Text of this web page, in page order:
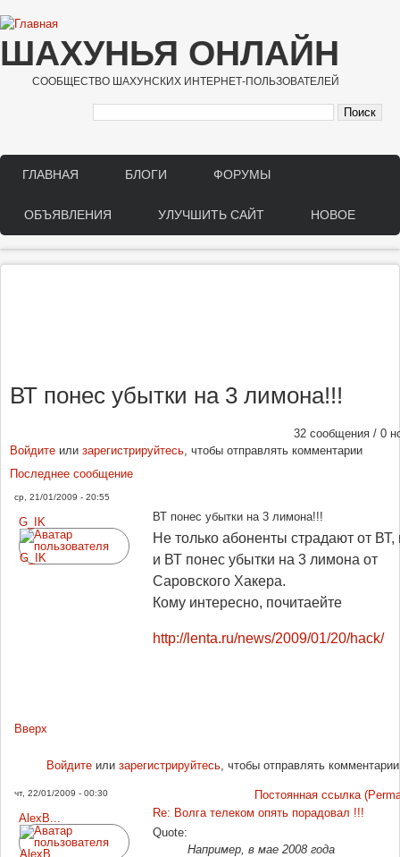
Перейти к основному содержанию
ШАХУНЬЯ ОНЛАЙН
СООБЩЕСТВО ШАХУНСКИХ ИНТЕРНЕТ-ПОЛЬЗОВАТЕЛЕЙ
Main menu
ГЛАВНАЯ БЛОГИ ФОРУМЫ
ОБЪЯВЛЕНИЯ УЛУЧШИТЬ САЙТ НОВОЕ
ВТ понес убытки на 3 лимона!!!
32 сообщения / 0
Войдите или зарегистрируйтесь, чтобы отправлять комментарии
Последнее сообщение
ср, 21/01/2009 - 20:55
G_IK ВТ понес убытки на 3 лимона!!!
Не только абоненты страдают от ВТ,
и ВТ понес убытки на 3 лимона от
Саровского Хакера.
Кому интересно, почитаейте
http://lenta.ru/news/2009/01/20/hack/
Вверх
Войдитеили зарегистрируйтесь, чтобы отправлять комментарии
чт, 22/01/2009 - 00:30
Постоянная ссылка
AlexB...
Re: Волга телеком опять порадовал !!!
Quote:
Например, в мае 2008 года